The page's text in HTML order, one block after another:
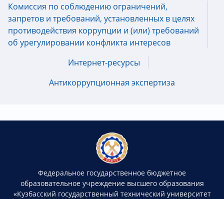
Комиссия по соблюдению ограничений,
запретов и требований, установленных в целях
противодействия коррупции и (или) требований
об урегулировании конфликта интересов
Интернет-ресурсы
Антикоррупционная экспертиза
Федеральное государственное бюджетное
образовательное учреждение высшего образования
«Кузбасский государственный технический университет